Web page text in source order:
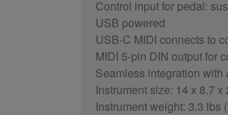
Control input for pedal:
USB powered
USB-C MIDI connects to
MIDI 5-pin DIN output for
Seamless integration
Instrument size: 14 x 8.7
Instrument weight: 3.3 lbs